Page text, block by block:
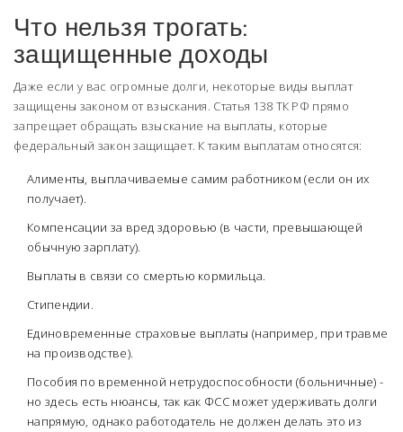
Что нельзя трогать:
защищенные доходы
Даже если у вас огромные долги, некоторые виды выплат
защищены законом от взыскания. Статья 138 ТК РФ прямо
запрещает обращать взыскание на выплаты, которые
федеральный закон защищает. К таким выплатам относятся:
Алименты, выплачиваемые самим работником (если он их
получает).
Компенсации за вред здоровью (в части, превышающей
обычную зарплату).
Выплаты в связи со смертью кормильца.
Стипендии.
Единовременные страховые выплаты (например, при травме
на производстве).
Пособия по временной нетрудоспособности (больничные) -
но здесь есть нюансы, так как ФСС может удерживать долги
напрямую, однако работодатель не должен делать это из